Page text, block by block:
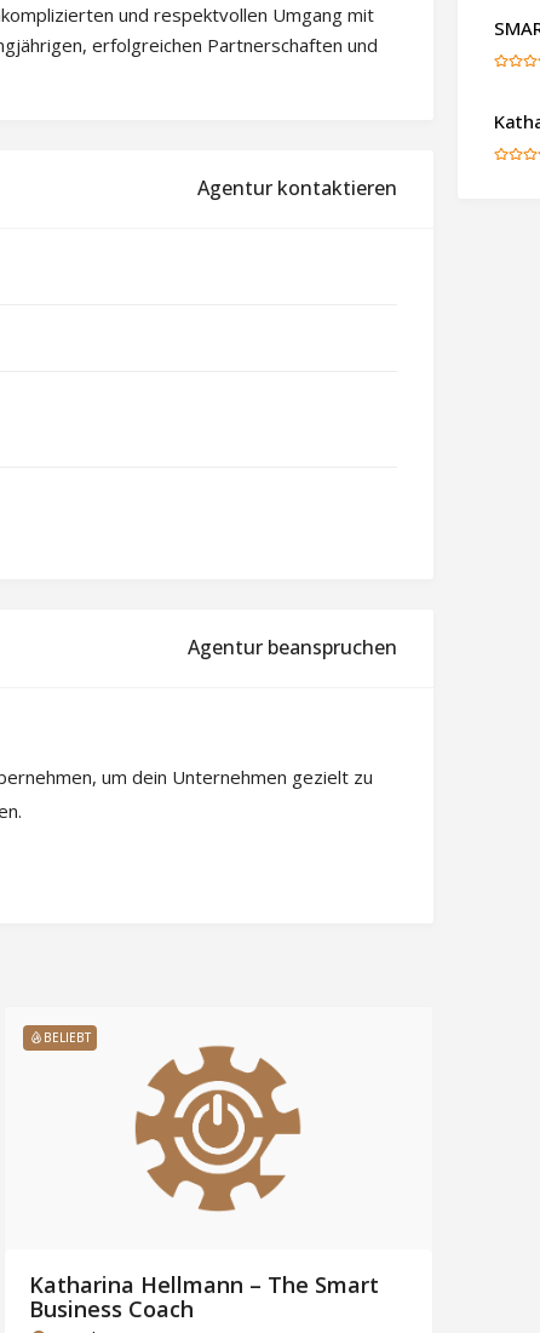
und respektvollen Umgang mit
erfolgreichen Partnerschaften und
Agentur kontaktieren
Agentur beanspruchen
um dein Unternehmen gezielt zu
BELIEBT
Katharina Hellmann – The Smart
Business Coach